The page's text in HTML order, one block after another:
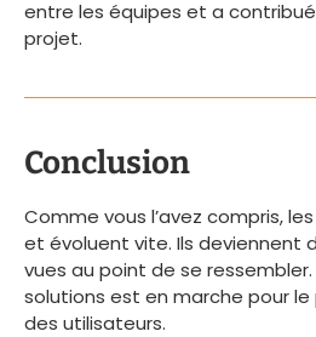
entre les équipes et a
projet.
Conclusion
Comme vous l’avez compris,
et évoluent vite. Ils deviennent
vues au point de se
solutions est en marche pour
des utilisateurs.